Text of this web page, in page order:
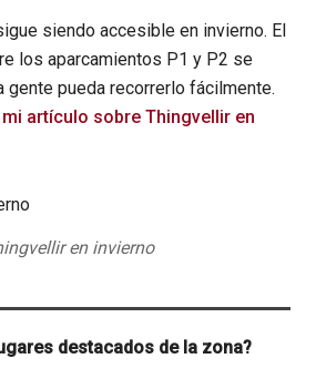
siendo accesible en invierno. El
los aparcamientos P1 y P2 se
gente pueda recorrerlo fácilmente.
mi artículo sobre Thingvellir en
en invierno
destacados de la zona?